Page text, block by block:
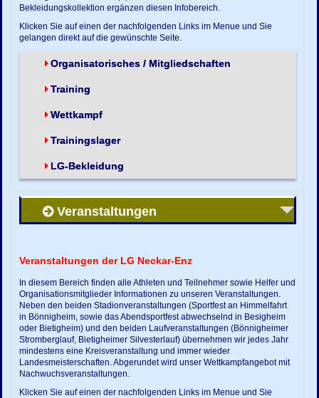
Bekleidungskollektion ergänzen diesen Infobereich.
Klicken Sie auf einen der nachfolgenden Links im Menue und Sie
gelangen direkt auf die gewünschte Seite.
Organisatorisches / Mitgliedschaften
Training
Wettkampf
Trainingslager
LG-Bekleidung
Veranstaltungen
Veranstaltungen der LG Neckar-Enz
In diesem Bereich finden alle Athleten und Teilnehmer sowie Helfer und
Organisationsmitglieder Informationen zu unseren Veranstaltungen.
Neben den beiden Stadionveranstaltungen (Sportfest an Himmelfahrt
in Bönnigheim, sowie das Abendsportfest abwechselnd in Besigheim
oder Bietigheim) und den beiden Laufveranstaltungen (Bönnigheimer
Stromberglauf, Bietigheimer Silvesterlauf) übernehmen wir jedes Jahr
mindestens eine Kreisveranstaltung und immer wieder
Landesmeisterschaften. Abgerundet wird unser Wettkampfangebot mit
Nachwuchsveranstaltungen.
Klicken Sie auf einen der nachfolgenden Links im Menue und Sie